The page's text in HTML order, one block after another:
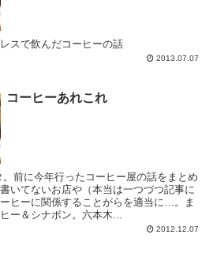
スで飲んだコーヒーの話
2013.07.07
コーヒーあれこれ
前に今年行ったコーヒー屋の話をまとめ
いてないお店や（本当は一つづつ記事に
ヒーに関係することがらを適当に…。ま
ー＆シナボン。六本木...
2012.12.07